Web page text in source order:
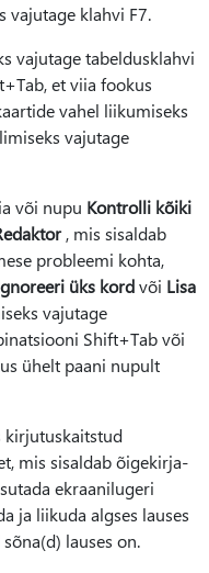
vajutage klahvi F7.
vajutage tabeldusklahvi
et viia fookus
vahel liikumiseks
vajutage
või nupu Kontrolli kõiki
, mis sisaldab
probleemi kohta,
üks kordvõi Lisa
vajutage
Shift+Tab või
ühelt paani nupult
mis sisaldab õigekirja-
ekraanilugeri
ja liikuda algses lauses
lauses on.